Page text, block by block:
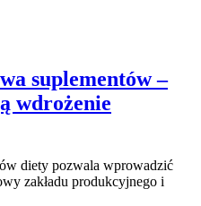
suplementów –
wdrożenie
diety pozwala wprowadzić
zakładu produkcyjnego i